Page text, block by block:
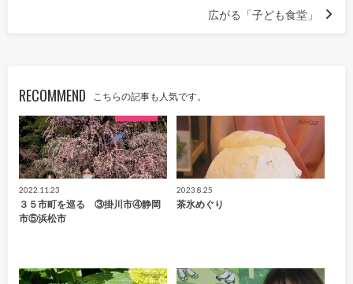
広がる「子ども食堂」
RECOMMEND こちらの記事も人気です。
2022.11.23
３５市町を巡る ③掛川市④静岡
市⑤浜松市
2023.8.25
茶氷めぐり